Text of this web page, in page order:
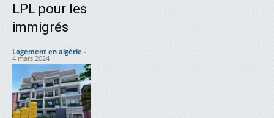
LPL pour les
immigrés
Logement en algérie -
4 mars 2024